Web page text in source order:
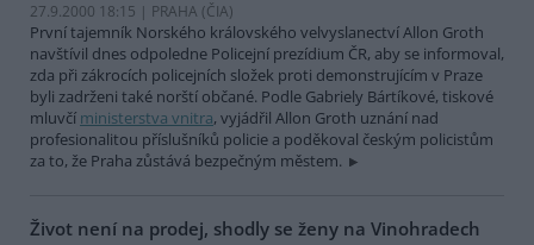
27.9.2000 18:15 | PRAHA (ČIA)
První tajemník Norského královského velvyslanectví Allon Groth
navštívil dnes odpoledne Policejní prezídium ČR, aby se informoval,
zda při zákrocích policejních složek proti demonstrujícím v Praze
byli zadrženi také norští občané. Podle Gabriely Bártíkové, tiskové
mluvčí ministerstva vnitra, vyjádřil Allon Groth uznání nad
profesionalitou příslušníků policie a poděkoval českým policistům
za to, že Praha zůstává bezpečným městem.
Život není na prodej, shodly se ženy na Vinohradech